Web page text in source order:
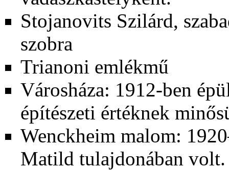
Stojanovits Szilárd,
szobra
Trianoni emlékmű
Városháza: 1912-ben
építészeti értéknek
Wenckheim malom: 1920
Matild tulajdonában volt.